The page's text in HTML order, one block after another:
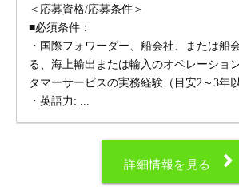
＜応募資格/応募条件＞
■必須条件：
・国際フォワーダー、船会社、または船
る、海上輸出または輸入のオペレーショ
タマーサービスの実務経験（目安2～3年以
・英語力: ...
詳細情報を見る